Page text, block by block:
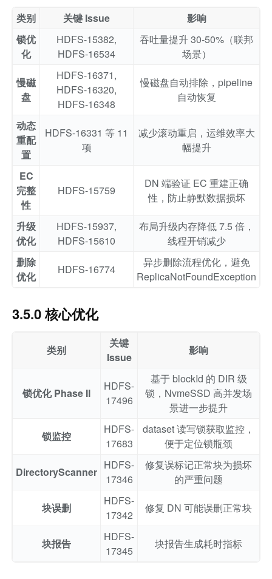
类别 关键 Issue
影响
锁优
化
HDFS-15382,
HDFS-16534
吞吐量提升 30-50%（联邦
场景）
慢磁
盘
HDFS-16371,
HDFS-16320,
HDFS-16348
慢磁盘自动排除，pipeline
自动恢复
动态
重配
置
HDFS-16331 等 11
项
减少滚动重启，运维效率大
幅提升
EC
完整
性
HDFS-15759
DN 端验证 EC 重建正确
性，防止静默数据损坏
升级
优化
HDFS-15937,
HDFS-15610
布局升级内存降低 7.5 倍，
线程开销减少
删除
优化
HDFS-16774
异步删除流程优化，避免
ReplicaNotFoundException
3.5.0 核心优化
类别
关键
Issue
影响
锁优化 Phase II
HDFS-
17496
基于 blockId 的 DIR 级
锁，NvmeSSD 高并发场
景进一步提升
锁监控
HDFS-
17683
dataset 读写锁获取监控，
便于定位锁瓶颈
DirectoryScanner
HDFS-
17346
修复误标记正常块为损坏
的严重问题
块误删
HDFS-
17342
修复 DN 可能误删正常块
块报告
HDFS-
17345
块报告生成耗时指标